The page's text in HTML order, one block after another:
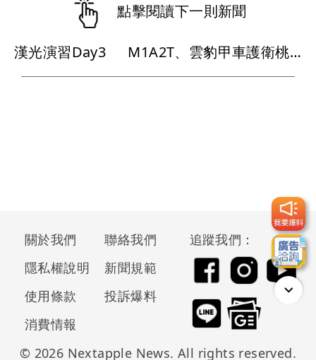
點擊閱讀下一則新聞
漢光演習Day3 M1A2T、雲豹甲車護衛桃機「強化關鍵設施防護」
關於我們
聯絡我們
隱私權說明
新聞規範
使用條款
投訴爆料
消費情報
追蹤我們：
© 2026 Nextapple News. All rights reserved.